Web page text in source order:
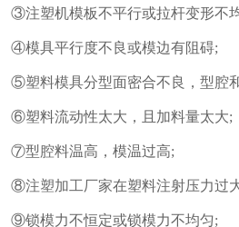
③注塑机模板不平行或拉杆变形不
④模具平行度不良或模边有阻碍;
⑤塑料模具分型面密合不良，型腔
⑥塑料流动性太大，且加料量太大;
⑦型腔料温高，模温过高;
⑧注塑加工厂家在塑料注射压力过
⑨锁模力不恒定或锁模力不均匀;